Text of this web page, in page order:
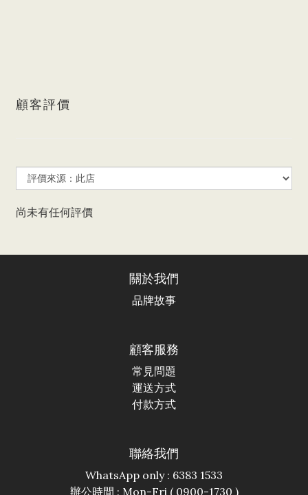
顧客評價
尚未有任何評價
關於我們
品牌故事
顧客服務
常見問題
運送方式
付款方式
聯絡我們
WhatsApp only : 6383 1533
辦公時間 : Mon-Fri ( 0900-1730 )